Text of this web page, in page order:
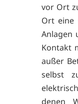
vor Ort
Ort eine
Anlagen
Kontakt
außer
selbst
denen